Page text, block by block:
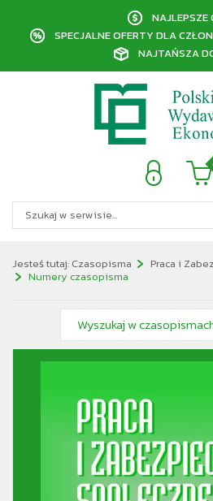
NAJLEPSZE
SPECJALNE OFERTY DLA
NAJTAŃSZA
Jesteś tutaj: Czasopisma
Praca i
Numery czasopisma